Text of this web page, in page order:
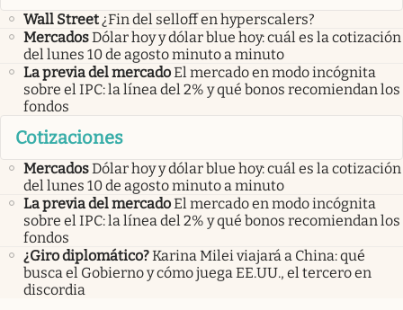
Wall Street ¿Fin del selloff en hyperscalers?
MercadosDólar hoy y dólar blue hoy: cuál es la cotización
del lunes 10 de agosto minuto a minuto
La previa del mercadoEl mercado en modo incógnita
sobre el IPC: la línea del 2% y qué bonos recomiendan los
fondos
Cotizaciones
MercadosDólar hoy y dólar blue hoy: cuál es la cotización
del lunes 10 de agosto minuto a minuto
La previa del mercadoEl mercado en modo incógnita
sobre el IPC: la línea del 2% y qué bonos recomiendan los
fondos
¿Giro diplomático?Karina Milei viajará a China: qué
busca el Gobierno y cómo juega EE.UU., el tercero en
discordia